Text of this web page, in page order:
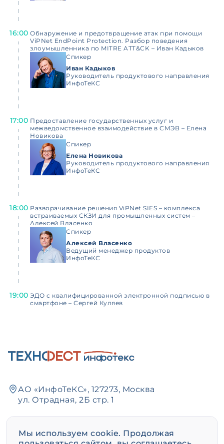
16:00 Обнаружение и предотвращение атак при помощи
ViPNet EndPoint Protection. Разбор поведения
злоумышленника по MITRE ATT&CK – Иван Кадыков
Спикер
Иван Кадыков
Руководитель продуктового направления
ИнфоТеКС
17:00 Предоставление государственных услуг и
межведомственное взаимодействие в СМЭВ – Елена
Новикова
Спикер
Елена Новикова
Руководитель продуктового направления
ИнфоТеКС
18:00 Разворачивание решения ViPNet SIES – комплекса
встраиваемых СКЗИ для промышленных систем –
Алексей Власенко
Спикер
Алексей Власенко
Ведущий менеджер продуктов
ИнфоТеКС
19:00 ЭДО с квалифицированной электронной подписью в
смартфоне – Сергей Куляев
АО «ИнфоТеКС», 127273, Москва
ул. Отрадная, 2Б стр. 1
Мы используем cookie. Продолжая